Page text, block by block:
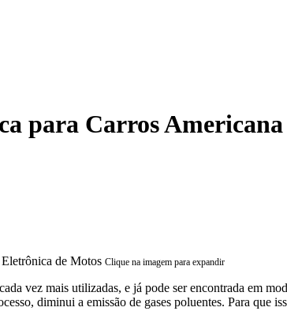
para Carros Americana
Clique na imagem para expandir
vez mais utilizadas, e já pode ser encontrada em
diminui a emissão de gases poluentes. Para que